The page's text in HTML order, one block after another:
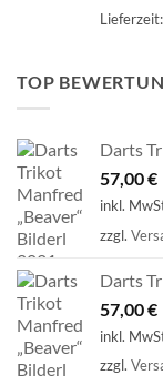
Lieferzeit:
TOP
Darts
57,00€
inkl.
zzgl.
Darts
57,00€
inkl.
zzgl.